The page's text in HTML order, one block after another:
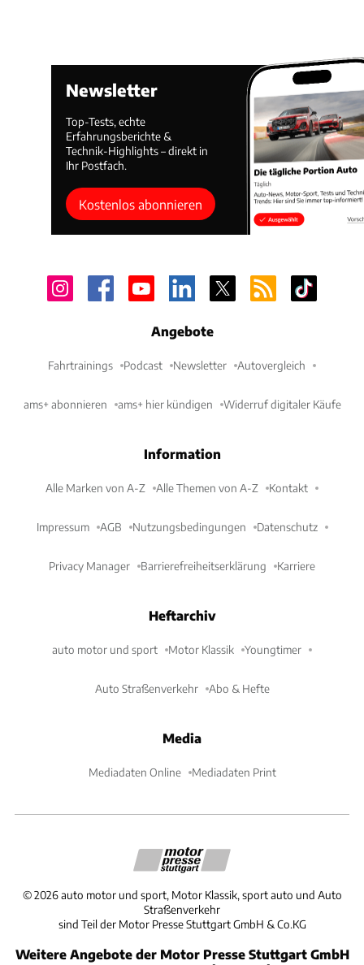
Newsletter
Top-Tests, echte
Erfahrungsberichte &
Technik-Highlights – direkt in
Ihr Postfach.
Kostenlos abonnieren
Angebote
Fahrtrainings Podcast Newsletter Autovergleich
ams+ abonnieren ams+ hier kündigen Widerruf digitaler Käufe
Information
Alle Marken von A-Z Alle Themen von A-Z Kontakt
Impressum AGB Nutzungsbedingungen Datenschutz
Privacy Manager Barrierefreiheitserklärung Karriere
Heftarchiv
auto motor und sport Motor Klassik Youngtimer
Auto Straßenverkehr Abo & Hefte
Media
Mediadaten Online Mediadaten Print
©2026 auto motor und sport, Motor Klassik, sport auto und Auto
Straßenverkehr
sind Teil der Motor Presse Stuttgart GmbH & Co.KG
Weitere Angebote der Motor Presse Stuttgart GmbH